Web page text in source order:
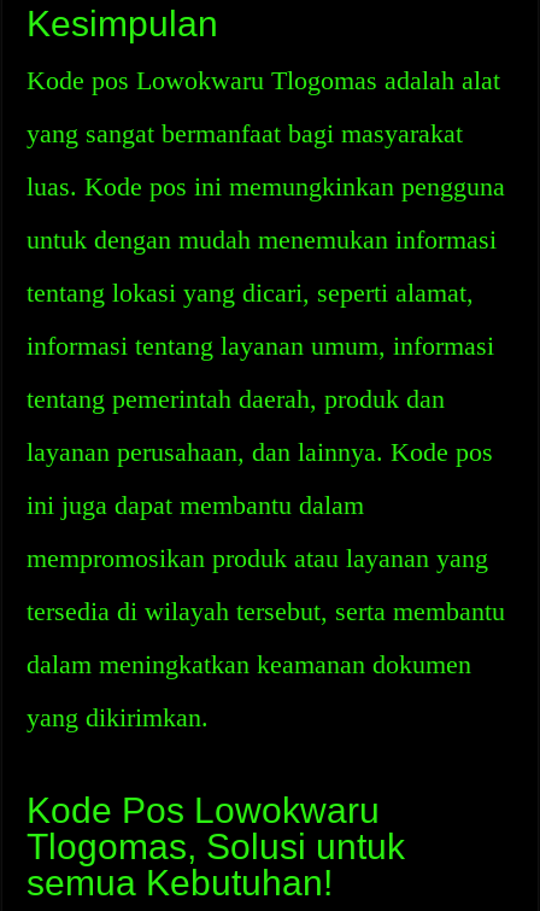
Kesimpulan
Kode pos Lowokwaru Tlogomas adalah alat
yang sangat bermanfaat bagi masyarakat
luas. Kode pos ini memungkinkan pengguna
untuk dengan mudah menemukan informasi
tentang lokasi yang dicari, seperti alamat,
informasi tentang layanan umum, informasi
tentang pemerintah daerah, produk dan
layanan perusahaan, dan lainnya. Kode pos
ini juga dapat membantu dalam
mempromosikan produk atau layanan yang
tersedia di wilayah tersebut, serta membantu
dalam meningkatkan keamanan dokumen
yang dikirimkan.
Kode Pos Lowokwaru
Tlogomas, Solusi untuk
semua Kebutuhan!